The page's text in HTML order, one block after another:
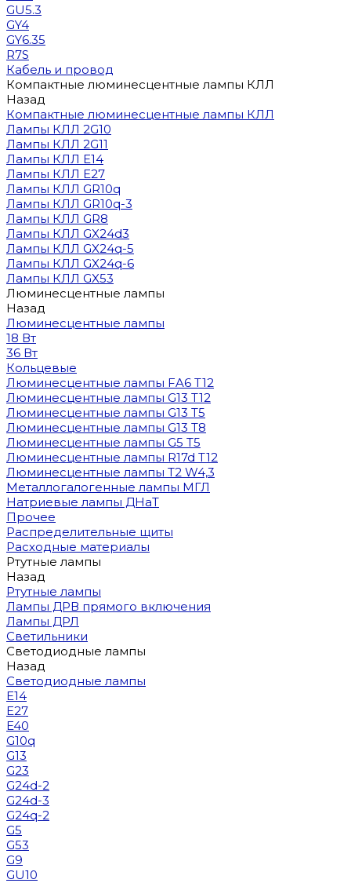
GU5.3
GY4
GY6.35
R7S
Кабель и провод
Компактные люминесцентные лампы КЛЛ
Назад
Компактные люминесцентные лампы КЛЛ
Лампы КЛЛ 2G10
Лампы КЛЛ 2G11
Лампы КЛЛ E14
Лампы КЛЛ E27
Лампы КЛЛ GR10q
Лампы КЛЛ GR10q-3
Лампы КЛЛ GR8
Лампы КЛЛ GX24d3
Лампы КЛЛ GX24q-5
Лампы КЛЛ GX24q-6
Лампы КЛЛ GX53
Люминесцентные лампы
Назад
Люминесцентные лампы
18 Вт
36 Вт
Кольцевые
Люминесцентные лампы FA6 T12
Люминесцентные лампы G13 T12
Люминесцентные лампы G13 T5
Люминесцентные лампы G13 T8
Люминесцентные лампы G5 T5
Люминесцентные лампы R17d T12
Люминесцентные лампы T2 W4,3
Металлогалогенные лампы МГЛ
Натриевые лампы ДНаТ
Прочее
Распределительные щиты
Расходные материалы
Ртутные лампы
Назад
Ртутные лампы
Лампы ДРВ прямого включения
Лампы ДРЛ
Светильники
Светодиодные лампы
Назад
Светодиодные лампы
E14
E27
E40
G10q
G13
G23
G24d-2
G24d-3
G24q-2
G5
G53
G9
GU10